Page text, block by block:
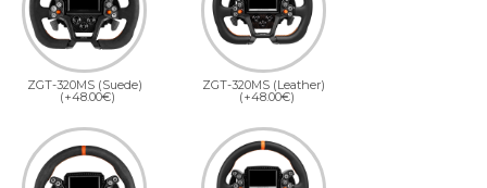
ZGT-320MS (Suede)
(+48.00€)
ZGT-320MS (Leather)
(+48.00€)